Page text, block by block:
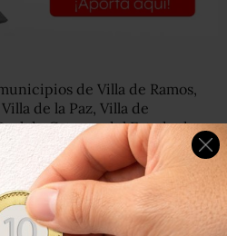
de Villa de Ramos,
de la Paz, Villa de
de Catorce del Estado de
otorgó 22 concesiones
para explorar y
que existen en la zona. De